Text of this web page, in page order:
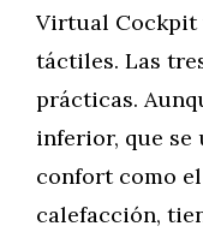
Virtual Cockpit
táctiles. Las
prácticas.
inferior, que se
confort como
calefacción,